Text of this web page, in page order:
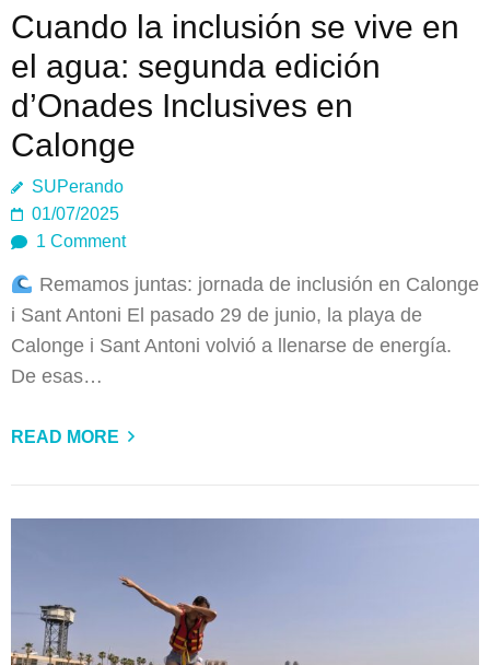
Cuando la inclusión se vive en
el agua: segunda edición
d’Onades Inclusives en
Calonge
SUPerando
01/07/2025
1 Comment
Remamos juntas: jornada de inclusión en Calonge
i Sant Antoni El pasado 29 de junio, la playa de
Calonge i Sant Antoni volvió a llenarse de energía.
De esas…
READ MORE